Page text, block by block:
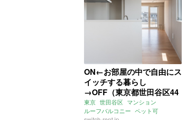
ON←お部屋の中で自由にス
イッチする暮らし
→OFF（東京都世田谷区44
㎡の賃貸物件）
東京 世田谷区 マンション
ルーフバルコニー ペット可